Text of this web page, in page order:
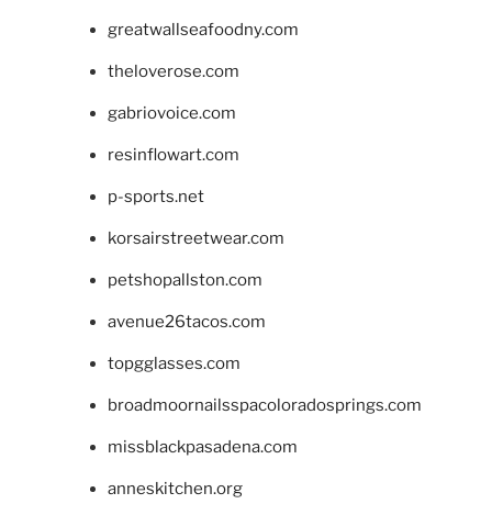
greatwallseafoodny.com
theloverose.com
gabriovoice.com
resinflowart.com
p-sports.net
korsairstreetwear.com
petshopallston.com
avenue26tacos.com
topgglasses.com
broadmoornailsspacoloradosprings.com
missblackpasadena.com
anneskitchen.org